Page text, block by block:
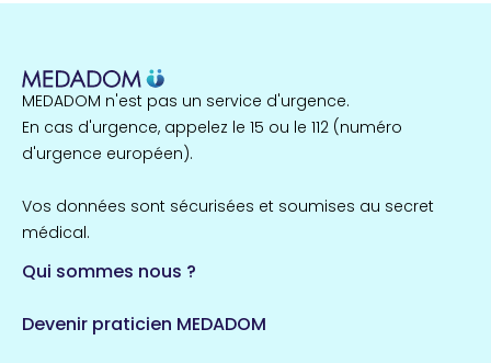
Île-de-France
857 espaces de santé
124 espaces de santé
Côtes-d'Armor
Maine-et-Loire
1 espaces de santé
MEDADOM n'est pas un service d'urgence.
En cas d'urgence, appelez le 15 ou le 112 (numéro
d'urgence européen).
Vos données sont sécurisées et soumises au secret
médical.
Qui sommes nous ?
Devenir praticien MEDADOM